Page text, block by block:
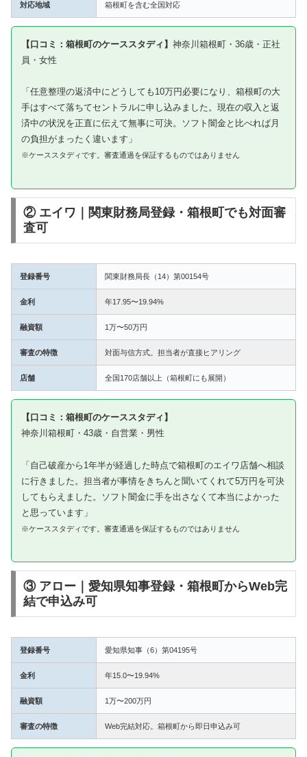
対応地域 箱根町を含む全国対応
【口コミ：箱根町のケーススタディ】 神奈川箱根町・36歳・正社
員・女性
「任意整理の返済中にどうしても10万円必要になり、箱根町の大
手はすべて落ちてセントラルに申し込みました。現在の収入と返
済中の状況を正直に伝えて無事に可決。ソフト闇金と比べれば月
の負担がまったく違います」
※ケーススタディです。審査通過を保証するものではありません
② エイワ｜関東財務局登録・箱根町でも対面審
査可
登録番号 関東財務局長（14）第00154号
金利 年17.95〜19.94%
融資額 1万〜50万円
審査の特徴 対面与信方式。担当者が直接ヒアリング
店舗 全国170店舗以上（箱根町にも展開）
【口コミ：箱根町のケーススタディ】
神奈川箱根町・43歳・自営業・男性
「自己破産から1年半が経過した時点で箱根町のエイワ店舗へ相談
に行きました。担当者が事情をきちんと聞いてくれて5万円を可決
してもらえました。ソフト闇金に手を出さなくて本当によかった
と思っています」
※ケーススタディです。審査通過を保証するものではありません
③ アロー｜愛知県知事登録・箱根町からWeb完
結で申込み可
登録番号 愛知県知事（6）第04195号
金利 年15.0〜19.94%
融資額 1万〜200万円
審査の特徴 Web完結対応。箱根町から即日申込み可